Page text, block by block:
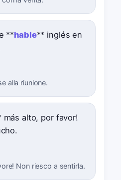
**hable** inglés en
alla riunione.
más alto, por favor!
Non riesco a sentirla.